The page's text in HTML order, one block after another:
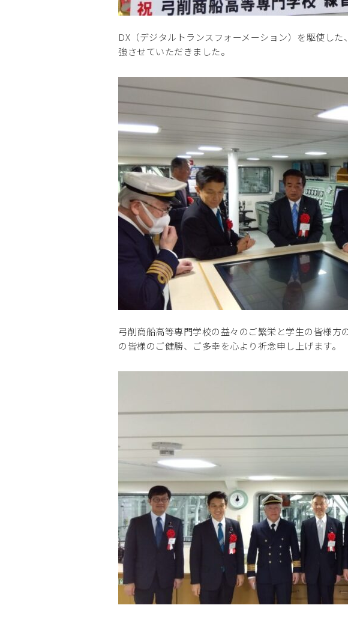
DX（デジタルトランスフォーメーション）を駆使し
強させていただきました。
弓削商船高等専門学校の益々のご繁栄と学生の皆様
の皆様のご健勝、ご多幸を心より祈念申し上げます。